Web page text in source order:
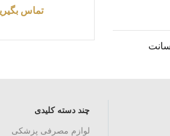
تماس
چند دسته کلیدی
لوازم مصرفی پزشکی